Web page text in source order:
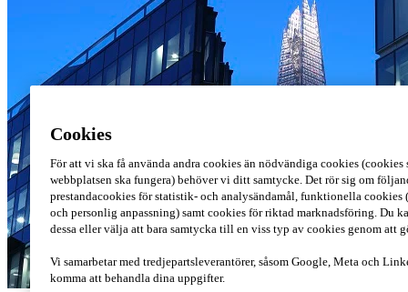
Cookies
För att vi ska få använda andra cookies än nödvändiga cookies (cookies
webbplatsen ska fungera) behöver vi ditt samtycke. Det rör sig om
prestandacookies för statistik- och analysändamål, funktionella
och personlig anpassning) samt cookies för riktad marknadsföring. Du
dessa eller välja att bara samtycka till en viss typ av cookies genom att
Vi samarbetar med tredjepartsleverantörer, såsom Google, Meta och
komma att behandla dina uppgifter.